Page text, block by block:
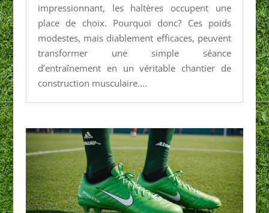
impressionnant, les haltères occupent une
place de choix. Pourquoi donc? Ces poids
modestes, mais diablement efficaces, peuvent
transformer une simple séance
d’entraînement en un véritable chantier de
construction musculaire....